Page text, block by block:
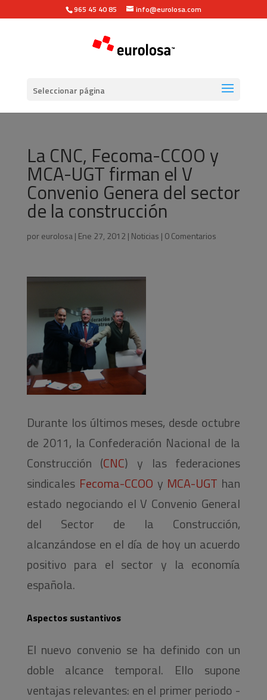
965 45 40 85 info@eurolosa.com
Seleccionar página
La CNC, Fecoma-CCOO y
MCA-UGT firman el V
Convenio Genera del sector
de la construcción
poreurolosa| Ene 27, 2012 | Noticias | 0 Comentarios
Durante los últimos meses, desde octubre
de 2011, la Confederación Nacional de la
Construcción (CNC) y las federaciones
sindicales Fecoma-CCOO y MCA-UGT han
estado negociando el V Convenio General
del Sector de la Construcción,
alcanzándose en el día de hoy un acuerdo
positivo para el sector y la economía
española.
Aspectos sustantivos
El nuevo convenio se ha definido con un
doble alcance temporal. Ello supone
ventajas relevantes: en el primer periodo -